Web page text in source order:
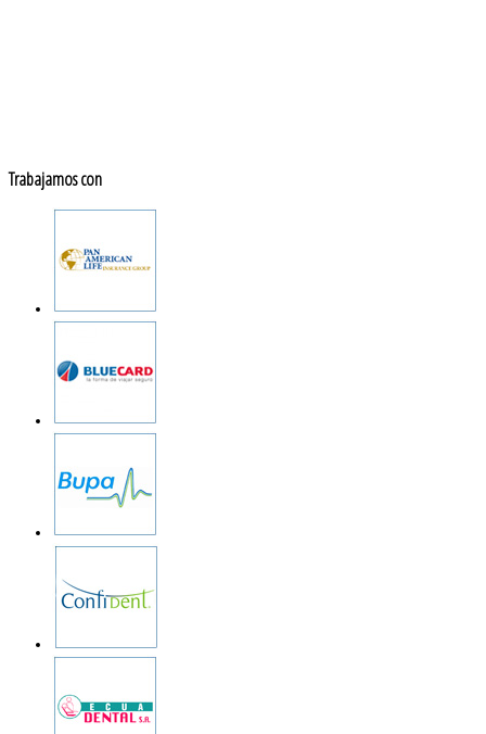
Trabajamos con